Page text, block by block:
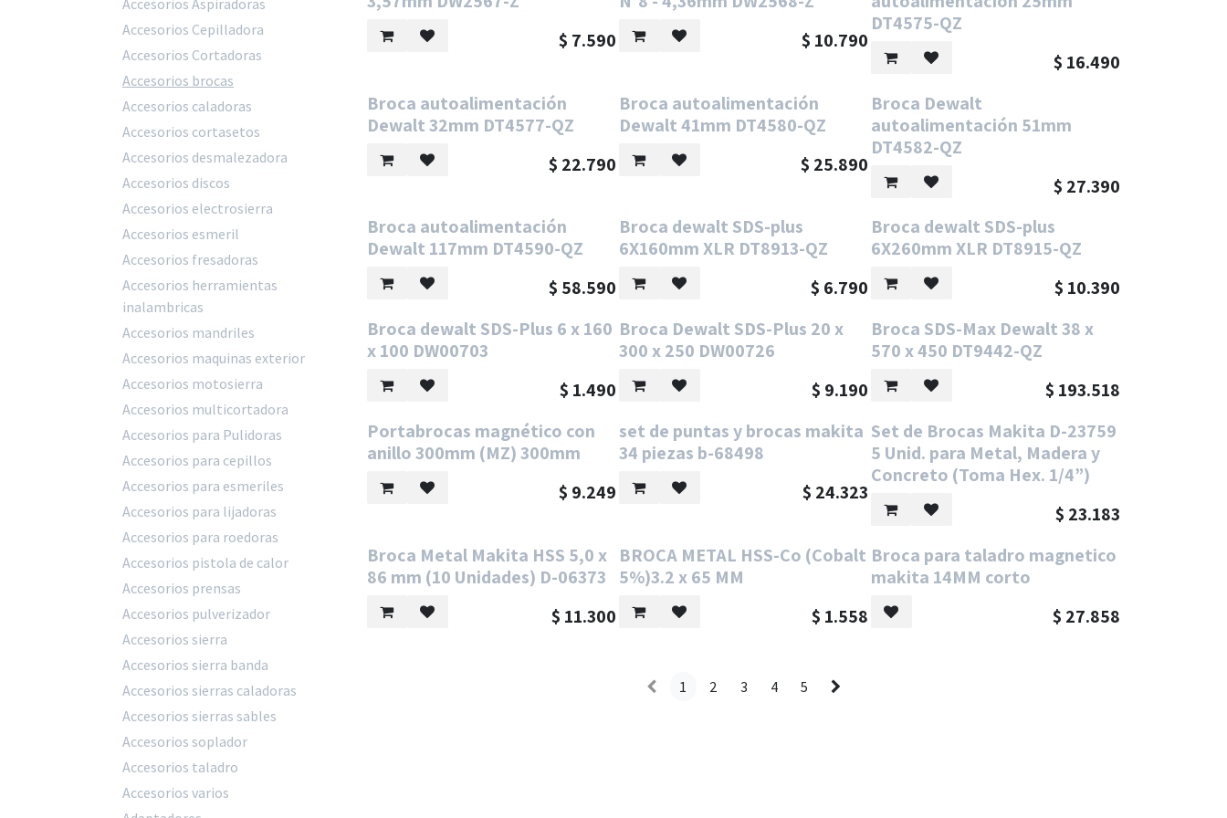
Accesorios Aspiradoras
Accesorios Cepilladora
Accesorios Cortadoras
Accesorios brocas
Accesorios caladoras
Accesorios cortasetos
Accesorios desmalezadora
Accesorios discos
Accesorios electrosierra
Accesorios esmeril
Accesorios fresadoras
Accesorios herramientas
inalambricas
Accesorios mandriles
Accesorios maquinas exterior
Accesorios motosierra
Accesorios multicortadora
Accesorios para Pulidoras
Accesorios para cepillos
Accesorios para esmeriles
Accesorios para lijadoras
Accesorios para roedoras
Accesorios pistola de calor
Accesorios prensas
Accesorios pulverizador
Accesorios sierra
Accesorios sierra banda
Accesorios sierras caladoras
Accesorios sierras sables
Accesorios soplador
Accesorios taladro
Accesorios varios
$ 7.590
$ 10.790
DT4575-QZ
$ 16.490
Broca autoalimentación
Dewalt 32mm DT4577-QZ
$ 22.790
Broca autoalimentación
Dewalt 41mm DT4580-QZ
$ 25.890
Broca Dewalt
autoalimentación 51mm
DT4582-QZ
$ 27.390
Broca autoalimentación
Dewalt 117mm DT4590-QZ
$ 58.590
Broca dewalt SDS-plus
6X160mm XLR DT8913-QZ
$ 6.790
Broca dewalt SDS-plus
6X260mm XLR DT8915-QZ
$ 10.390
Broca dewalt SDS-Plus 6 x 160
x 100 DW00703
$ 1.490
Broca Dewalt SDS-Plus 20 x
300 x 250 DW00726
$ 9.190
Broca SDS-Max Dewalt 38 x
570 x 450 DT9442-QZ
$ 193.518
Portabrocas magnético con
anillo 300mm (MZ) 300mm
$ 9.249
set de puntas y brocas makita
34 piezas b-68498
$ 24.323
Set de Brocas Makita D-23759
5 Unid. para Metal, Madera y
Concreto (Toma Hex. 1/4”)
$ 23.183
Broca Metal Makita HSS 5,0 x
86 mm (10 Unidades) D-06373
$ 11.300
BROCA METAL HSS-Co (Cobalt
5%)3.2 x 65 MM
$ 1.558
Broca para taladro magnetico
makita 14MM corto
$ 27.858
1 2 3 4 5